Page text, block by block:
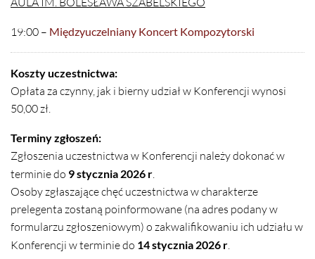
19:00 – Międzyuczelniany Koncert Kompozytorski
Koszty uczestnictwa:
Opłata za czynny, jak i bierny udział w Konferencji wynosi
50,00 zł.
Terminy zgłoszeń:
Zgłoszenia uczestnictwa w Konferencji należy dokonać w
terminie do 9 stycznia 2026 r.
Osoby zgłaszające chęć uczestnictwa w charakterze
prelegenta zostaną poinformowane (na adres podany w
formularzu zgłoszeniowym) o zakwalifikowaniu ich udziału w
Konferencji w terminie do 14 stycznia 2026 r.